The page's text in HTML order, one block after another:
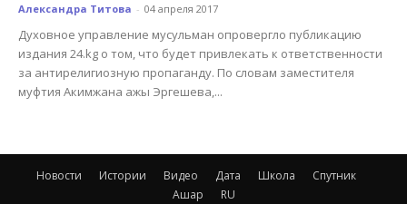
Александра Титова - 04 апреля 2017
Духовное управление мусульман опровергло публикацию
издания 24.kg о том, что будет привлекать к ответственности
за антирелигиозную пропаганду. По словам заместителя
муфтия Акимжана ажы Эргешева,...
Новости Истории Видео Дата Школа
Спутник
Ашар
RU